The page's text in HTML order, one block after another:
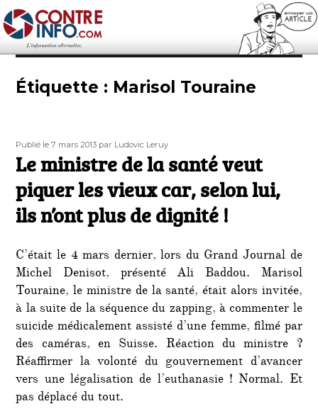
Contre-Info
Étiquette : Marisol Touraine
Publié
le
Publié le 7 mars 2013 Auteur
par Ludovic Leruy
Le ministre de la santé veut
piquer les vieux car, selon lui,
ils n’ont plus de dignité !
C’était le 4 mars dernier, lors du Grand Journal de
Michel Denisot, présenté Ali Baddou. Marisol
Touraine, le ministre de la santé, était alors invitée,
à la suite de la séquence du zapping, à commenter le
suicide médicalement assisté d’une femme, filmé par
des caméras, en Suisse. Réaction du ministre ?
Réaffirmer la volonté du gouvernement d’avancer
vers une légalisation de l’euthanasie ! Normal. Et
pas déplacé du tout.